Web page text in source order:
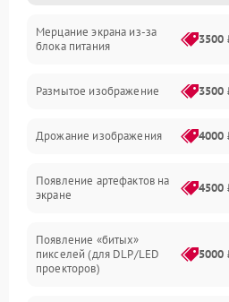
Неисправность управления и
Мерцание экрана из-за
блока питания
3500
Размытое изображение 3500
Дрожание изображения 4000
Появление артефактов на
экране
4500
Появление «битых»
пикселей (для DLP/LED
проекторов)
5000